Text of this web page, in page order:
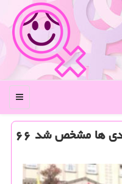
منو
نتیجه همه پرسی خاص ایرلندی ها مشخص شد ۶۶